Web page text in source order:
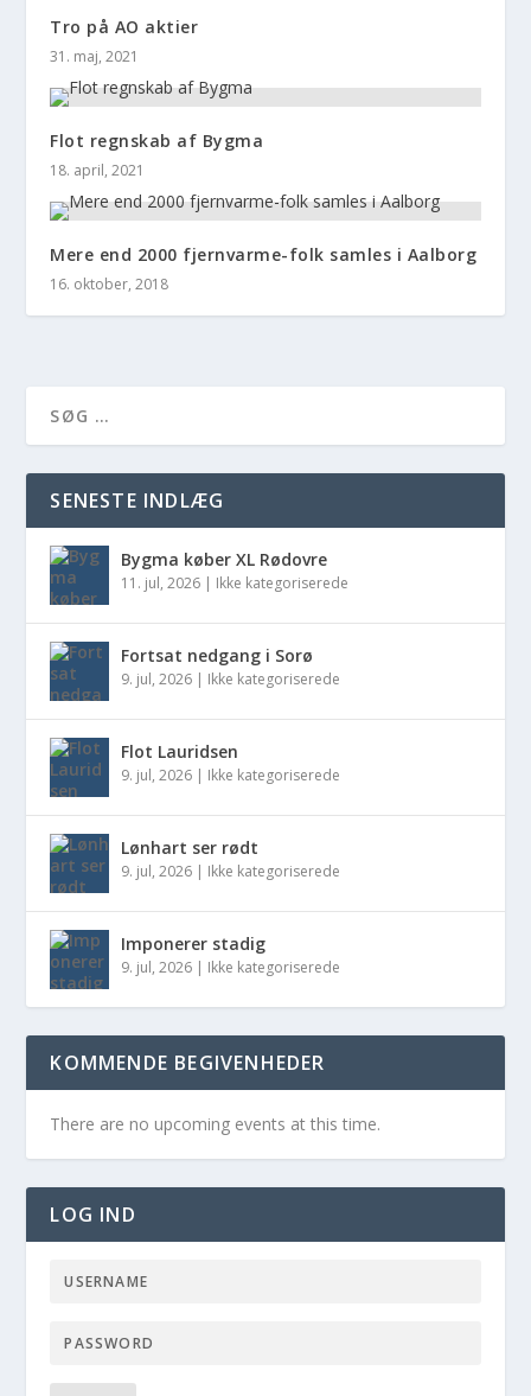
Tro på AO aktier
31. maj, 2021
Flot regnskab af Bygma
18. april, 2021
Mere end 2000 fjernvarme-folk samles i Aalborg
16. oktober, 2018
SENESTE INDLÆG
Bygma køber XL Rødovre
11. jul, 2026 | Ikke kategoriserede
Fortsat nedgang i Sorø
9. jul, 2026 | Ikke kategoriserede
Flot Lauridsen
9. jul, 2026 | Ikke kategoriserede
Lønhart ser rødt
9. jul, 2026 | Ikke kategoriserede
Imponerer stadig
9. jul, 2026 | Ikke kategoriserede
KOMMENDE BEGIVENHEDER
There are no upcoming events at this time.
LOG IND